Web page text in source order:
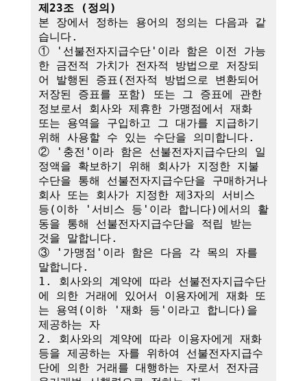
제23조 (정의)
본 장에서 정하는 용어의 정의는 다음과 같
습니다.
① '선불전자지급수단'이라 함은 이전 가능
한 금전적 가치가 전자적 방법으로 저장되
어 발행된 증표(전자적 방법으로 변환되어
저장된 증표를 포함) 또는 그 증표에 관한
정보로서 회사와 제휴한 가맹점에서 재화
또는 용역을 구입하고 그 대가를 지급하기
위해 사용할 수 있는 수단을 의미합니다.
② '충전'이라 함은 선불전자지급수단의 일
정액을 확보하기 위해 회사가 지정한 지불
수단을 통해 선불전자지급수단을 구매하거나
회사 또는 회사가 지정한 제3자의 서비스
등(이하 '서비스 등'이라 합니다)에서의 활
동을 통해 선불전자지급수단을 적립 받는
것을 말합니다.
③ '가맹점'이라 함은 다음 각 목의 자를
말합니다.
1. 회사와의 계약에 따라 선불전자지급수단
에 의한 거래에 있어서 이용자에게 재화 또
는 용역(이하 '재화 등'이라고 합니다)을
제공하는 자
2. 회사와의 계약에 따라 이용자에게 재화
등을 제공하는 자를 위하여 선불전자지급수
단에 의한 거래를 대행하는 자로서 전자금